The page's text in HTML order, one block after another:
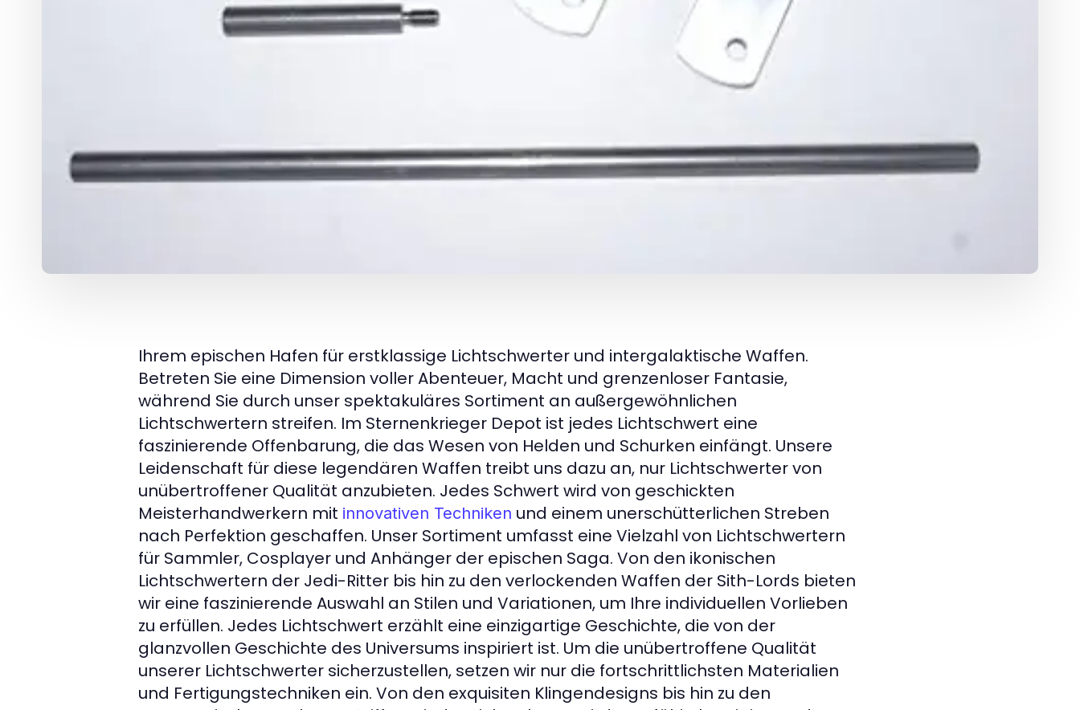
Ihrem epischen Hafen für erstklassige Lichtschwerter und intergalaktische Waffen.
Betreten Sie eine Dimension voller Abenteuer, Macht und grenzenloser Fantasie,
während Sie durch unser spektakuläres Sortiment an außergewöhnlichen
Lichtschwertern streifen. Im Sternenkrieger Depot ist jedes Lichtschwert eine
faszinierende Offenbarung, die das Wesen von Helden und Schurken einfängt. Unsere
Leidenschaft für diese legendären Waffen treibt uns dazu an, nur Lichtschwerter von
unübertroffener Qualität anzubieten. Jedes Schwert wird von geschickten
Meisterhandwerkern mit innovativen Techniken und einem unerschütterlichen Streben
nach Perfektion geschaffen. Unser Sortiment umfasst eine Vielzahl von Lichtschwertern
für Sammler, Cosplayer und Anhänger der epischen Saga. Von den ikonischen
Lichtschwertern der Jedi-Ritter bis hin zu den verlockenden Waffen der Sith-Lords bieten
wir eine faszinierende Auswahl an Stilen und Variationen, um Ihre individuellen Vorlieben
zu erfüllen. Jedes Lichtschwert erzählt eine einzigartige Geschichte, die von der
glanzvollen Geschichte des Universums inspiriert ist. Um die unübertroffene Qualität
unserer Lichtschwerter sicherzustellen, setzen wir nur die fortschrittlichsten Materialien
und Fertigungstechniken ein. Von den exquisiten Klingendesigns bis hin zu den